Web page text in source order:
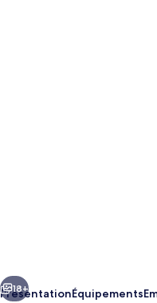
Suivant
18+
PrésentationÉquipements